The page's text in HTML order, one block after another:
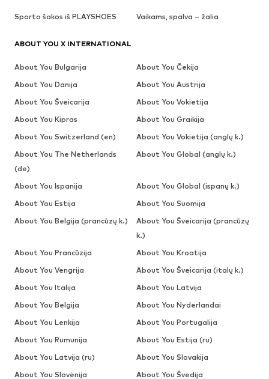
Sporto šakos iš PLAYSHOES Vaikams, spalva – žalia
ABOUT YOU X INTERNATIONAL
About You Bulgarija
About You Čekija
About You Danija
About You Austrija
About You Šveicarija
About You Vokietija
About You Kipras
About You Graikija
About You Switzerland (en)
About You Vokietija (anglų k.)
About You The Netherlands
(de)
About You Global (anglų k.)
About You Ispanija
About You Global (ispanų k.)
About You Estija
About You Suomija
About You Belgija (prancūzų k.)
About You Šveicarija (prancūzų
k.)
About You Prancūzija
About You Kroatija
About You Vengrija
About You Šveicarija (italų k.)
About You Italija
About You Latvija
About You Belgija
About You Nyderlandai
About You Lenkija
About You Portugalija
About You Rumunija
About You Estija (ru)
About You Latvija (ru)
About You Slovakija
About You Slovėnija
About You Švedija